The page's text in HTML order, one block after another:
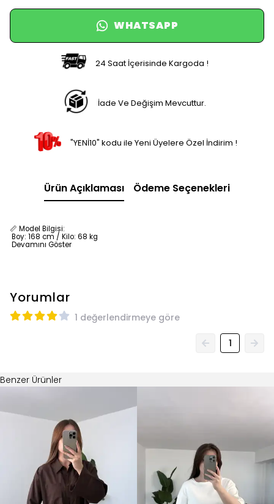
WHATSAPP
24 Saat İçerisinde Kargoda !
İade Ve Değişim Mevcuttur.
"YENİ10" kodu ile Yeni Üyelere Özel İndirim !
Ürün Açıklaması Ödeme Seçenekleri
📏 Model Bilgisi:
Boy: 168 cm / Kilo: 68 kg
Devamını Göster
Yorumlar
1 değerlendirmeye göre
1
Benzer Ürünler